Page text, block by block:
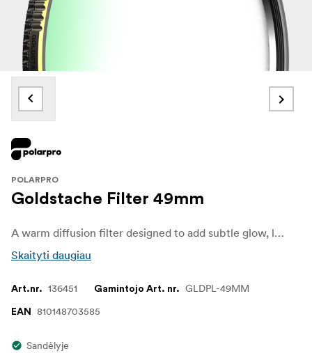
POLARPRO
Goldstache Filter 49mm
A warm diffusion filter designed to add subtle glow, lifted highlights, and richer skin tones without sacrificing clarity. Goldstache combines the effect of a polarizer with 1/4 Gold Mist, blending controlled diffusion and warm highlight glow with enhanced contrast and balanced reflections.
Skaityti daugiau
Art.nr. 136451 Gamintojo Art. nr. GLDPL-49MM
EAN 810148703585
Sandėlyje